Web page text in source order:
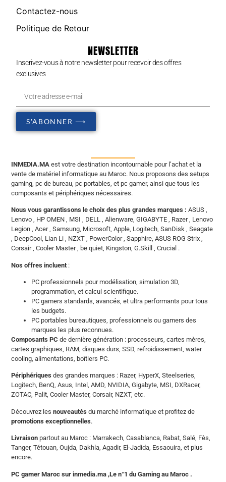
Contactez-nous
Politique de Retour
NEWSLETTER
Inscrivez-vous à notre newsletter pour recevoir des offres
exclusives
S'ABONNER ⟶
INMEDIA.MA est votre destination incontournable pour l’achat et la
vente de matériel informatique au Maroc. Nous proposons des setups
gaming, pc de bureau, pc portables, et pc gamer, ainsi que tous les
composants et périphériques nécessaires.
Nous vous garantissons le choix des plus grandes marques : ASUS ,
Lenovo , HP OMEN , MSI , DELL , Alienware, GIGABYTE , Razer , Lenovo
Legion , Acer , Samsung, Microsoft, Apple, Logitech, SanDisk , Seagate
, DeepCool, Lian Li , NZXT , PowerColor , Sapphire, ASUS ROG Strix ,
Corsair , Cooler Master , be quiet, Kingston, G.Skill , Crucial .
Nos offres incluent :
PC professionnels pour modélisation, simulation 3D,
programmation, et calcul scientifique.
PC gamers standards, avancés, et ultra performants pour tous
les budgets.
PC portables bureautiques, professionnels ou gamers des
marques les plus reconnues.
Composants PC de dernière génération : processeurs, cartes mères,
cartes graphiques, RAM, disques durs, SSD, refroidissement, water
cooling, alimentations, boîtiers PC.
Périphériques des grandes marques : Razer, HyperX, Steelseries,
Logitech, BenQ, Asus, Intel, AMD, NVIDIA, Gigabyte, MSI, DXRacer,
ZOTAC, Palit, Cooler Master, Corsair, NZXT, etc.
Découvrez lesnouveautés du marché informatique et profitez de
promotions exceptionnelles.
Livraison partout au Maroc : Marrakech, Casablanca, Rabat, Salé, Fès,
Tanger, Tétouan, Oujda, Dakhla, Agadir, El-Jadida, Essaouira, et plus
encore.
PC gamer Maroc sur inmedia.ma ,Le n°1 du Gaming au Maroc .